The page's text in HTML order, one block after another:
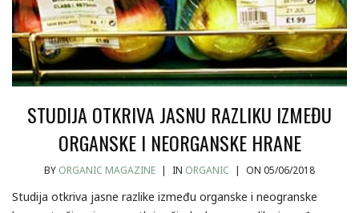
STUDIJA OTKRIVA JASNU RAZLIKU IZMEĐU
ORGANSKE I NEORGANSKE HRANE
BY ORGANIC MAGAZINE | IN ORGANIC | ON 05/06/2018
Studija otkriva jasne razlike između organske i neogranske